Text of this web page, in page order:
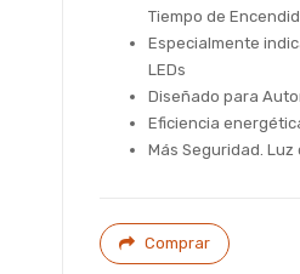
Tiempo de
Especialmente
LEDs
Diseñado para
Eficiencia
Más Seguridad.
Comprar